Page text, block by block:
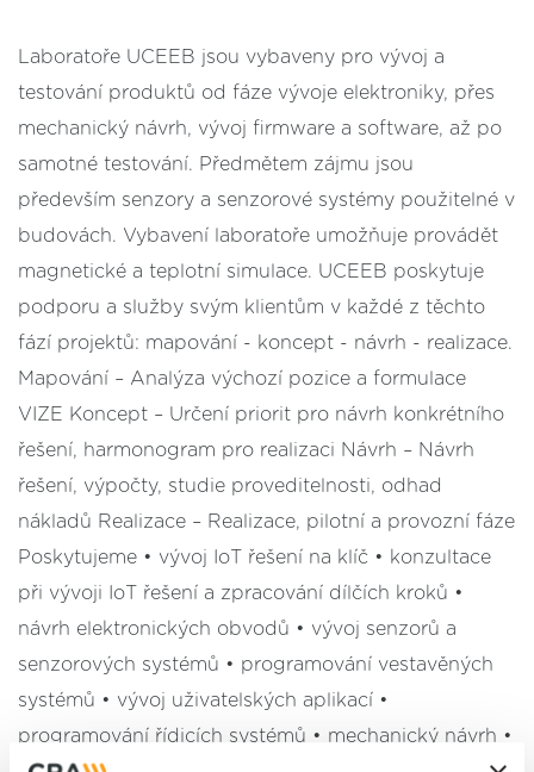
Laboratoře UCEEB jsou vybaveny pro vývoj a
testování produktů od fáze vývoje elektroniky, přes
mechanický návrh, vývoj firmware a software, až po
samotné testování. Předmětem zájmu jsou
především senzory a senzorové systémy použitelné v
budovách. Vybavení laboratoře umožňuje provádět
magnetické a teplotní simulace. UCEEB poskytuje
podporu a služby svým klientům v každé z těchto
fází projektů: mapování - koncept - návrh - realizace.
Mapování – Analýza výchozí pozice a formulace
VIZE Koncept – Určení priorit pro návrh konkrétního
řešení, harmonogram pro realizaci Návrh – Návrh
řešení, výpočty, studie proveditelnosti, odhad
nákladů Realizace – Realizace, pilotní a provozní fáze
Poskytujeme • vývoj IoT řešení na klíč • konzultace
při vývoji IoT řešení a zpracování dílčích kroků •
návrh elektronických obvodů • vývoj senzorů a
senzorových systémů • programování vestavěných
systémů • vývoj uživatelských aplikací •
programování řídicích systémů • mechanický návrh •